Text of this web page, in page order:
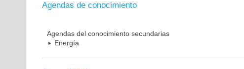
Agendas de conocimiento
Agendas del conocimiento secundarias
Energía